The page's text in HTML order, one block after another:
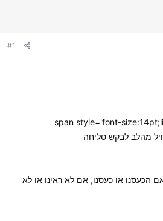
#1
<span style='font-
הכעסנו או כעסנו, אם לא ראינו או לא